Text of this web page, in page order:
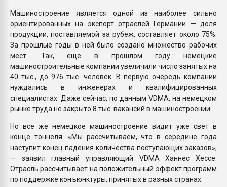
Машиностроение является одной из наиболее сильно
ориентированных на экспорт отраслей Германии — доля
продукции, поставляемой за рубеж, составляет около 75%.
За прошлые годы в ней было создано множество рабочих
мест. Так, еще в прошлом году немецкие
машиностроительные компании увеличили число занятых на
40 тыс., до 976 тыс. человек. В первую очередь компании
нуждались в инженерах и квалифицированных
специалистах. Даже сейчас, по данным VDMA, на немецком
рынке труда не закрыто 8 тыс. вакансий в машиностроении.
Но все же немецкое машиностроение видит уже свет в
конце тоннеля. «Мы рассчитываем, что в середине года
наступит конец падения количества поступающих заказов»,
— заявил главный управляющий VDMA Ханнес Хессе.
Отрасль рассчитывает на положительный эффект программ
по поддержке конъюнктуры, принятых в разных странах.